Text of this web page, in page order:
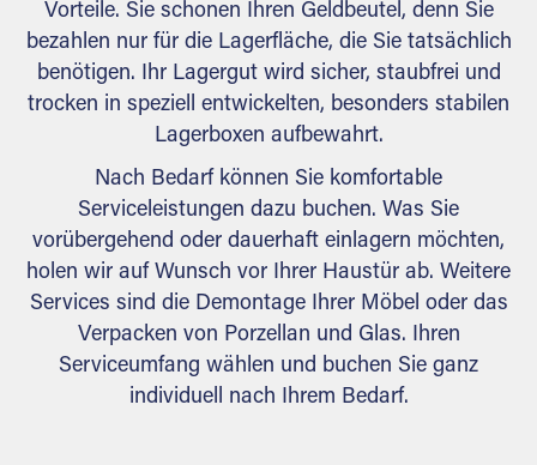
Vorteile. Sie schonen Ihren Geldbeutel, denn Sie
bezahlen nur für die Lagerfläche, die Sie tatsächlich
benötigen. Ihr Lagergut wird sicher, staubfrei und
trocken in speziell entwickelten, besonders stabilen
Lagerboxen aufbewahrt.
Nach Bedarf können Sie komfortable
Serviceleistungen dazu buchen. Was Sie
vorübergehend oder dauerhaft einlagern möchten,
holen wir auf Wunsch vor Ihrer Haustür ab. Weitere
Services sind die Demontage Ihrer Möbel oder das
Verpacken von Porzellan und Glas. Ihren
Serviceumfang wählen und buchen Sie ganz
individuell nach Ihrem Bedarf.